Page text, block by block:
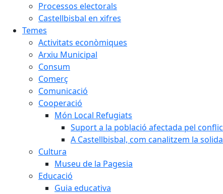
Processos electorals
Castellbisbal en xifres
Temes
Activitats econòmiques
Arxiu Municipal
Consum
Comerç
Comunicació
Cooperació
Món Local Refugiats
Suport a la població afectada pel
A Castellbisbal, com canalitzem la
Cultura
Museu de la Pagesia
Educació
Guia educativa